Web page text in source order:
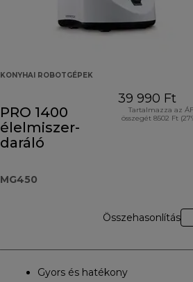
KONYHAI ROBOTGÉPEK
PRO 1400
élelmiszer-
daráló
MG450
39 990 Ft
Tartalmazza az
összegét 8502 Ft
Összehasonlítás
Gyors és hatékony